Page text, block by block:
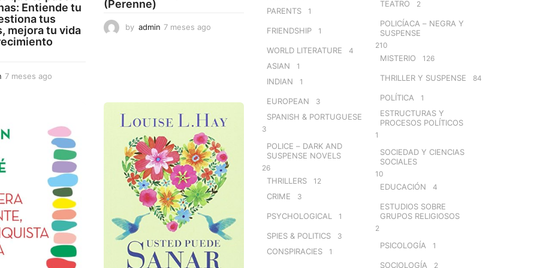
Entiende tu
tus
mejora tu vida
7 meses ago
a
g
o
(Perenne)
by admin 7 meses ago
o
PARENTS 1
FRIENDSHIP 1
WORLD LITERATURE 4
ASIAN 1
INDIAN 1
EUROPEAN 3
SPANISH & PORTUGUESE
3
POLICE – DARK AND
SUSPENSE NOVELS
26
THRILLERS 12
CRIME 3
PSYCHOLOGICAL 1
SPIES & POLITICS 3
CONSPIRACIES 1
TEATRO 2
POLICÍACA – NEGRA Y
SUSPENSE
210
MISTERIO 126
THRILLER Y SUSPENSE 84
POLÍTICA 1
ESTRUCTURAS Y
PROCESOS POLÍTICOS
1
SOCIEDAD Y CIENCIAS
SOCIALES
10
EDUCACIÓN 4
ESTUDIOS SOBRE
GRUPOS RELIGIOSOS
2
PSICOLOGÍA 1
SOCIOLOGÍA 2